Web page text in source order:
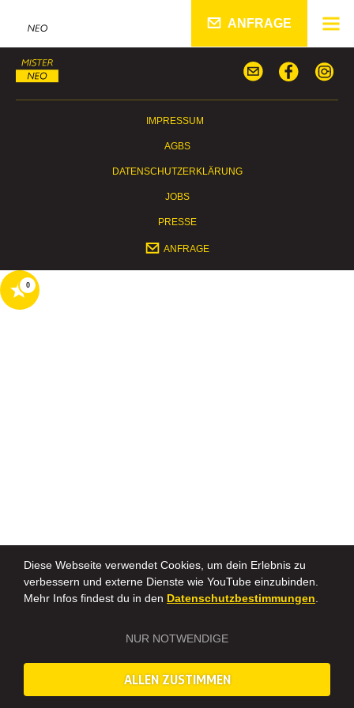
Diese Webseite verwendet Cookies, um dein Erlebnis zu
verbessern und externe Dienste wie YouTube einzubinden.
Mehr Infos findest du in den Datenschutzbestimmungen.
NUR NOTWENDIGE
ALLEN ZUSTIMMEN
ANFRAGE
IMPRESSUM
AGBS
DATENSCHUTZERKLÄRUNG
JOBS
PRESSE
ANFRAGE
0